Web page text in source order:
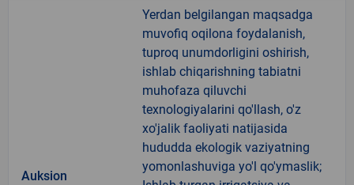
Auksion
Yerdan belgilangan maqsadga
muvofiq oqilona foydalanish,
tuproq unumdorligini oshirish,
ishlab chiqarishning tabiatni
muhofaza qiluvchi
texnologiyalarini qo'llash, o'z
xo'jalik faoliyati natijasida
hududda ekologik vaziyatning
yomonlashuviga yo'l qo'ymaslik;